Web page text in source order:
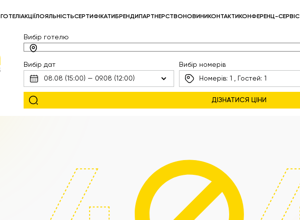
ГОТЕЛІАКЦІЇЛОЯЛЬНІСТЬСЕРТИФІКАТИБРЕНДИПАРТНЕРСТВОНОВИНИКОНТАКТИКОНФЕРЕНЦ-СЕРВІС
Вибір готелю
Вибір дат
Вибір номерів
Номерів: 1 , Гостей: 1